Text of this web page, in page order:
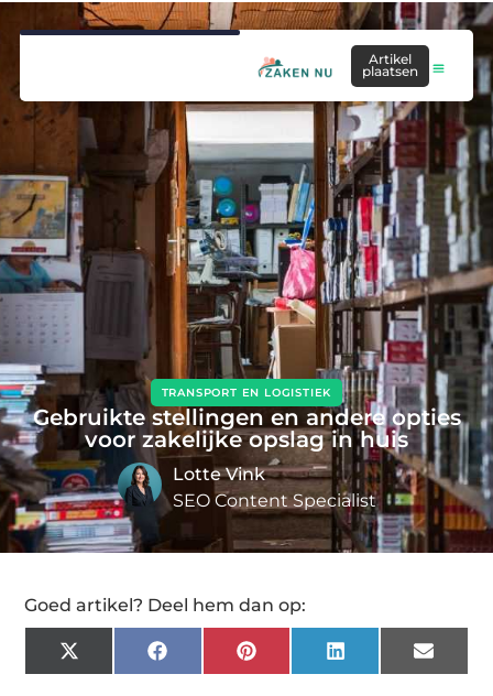
Artikel
plaatsen
TRANSPORT EN LOGISTIEK
Gebruikte stellingen en andere opties
voor zakelijke opslag in huis
Lotte Vink
SEO Content Specialist
Goed artikel? Deel hem dan op:
X
(Twitter)
FacebookPinterestLinkedIn Email